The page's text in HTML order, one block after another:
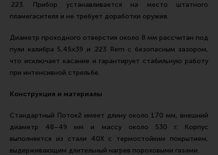
.223. Прибор устанавливается на место штатного
пламегасителя и не требует доработки оружия.
Диаметр проходного отверстия около 8 мм рассчитан под
пули калибра 5,45×39 и .223 Rem с безопасным зазором,
что исключает касание и гарантирует стабильную работу
при интенсивной стрельбе.
Конструкция и материалы
Стандартный Поток2 имеет длину около 170 мм, внешний
диаметр 48–49 мм и массу около 530 г. Корпус
выполняется из стали 40Х с термостойким покрытием,
выдерживающим длительный нагрев пороховыми газами.